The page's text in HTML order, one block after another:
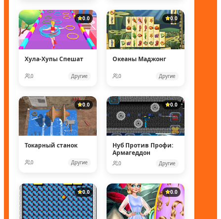
0.0
Хула-Хупы Спешат
0 Другие
0.0
Океаны Маджонг
0 Другие
0.0
Токарный станок
0 Другие
0.0
Нуб Против Профи:
Армагеддон
0 Другие
0.0 0.0